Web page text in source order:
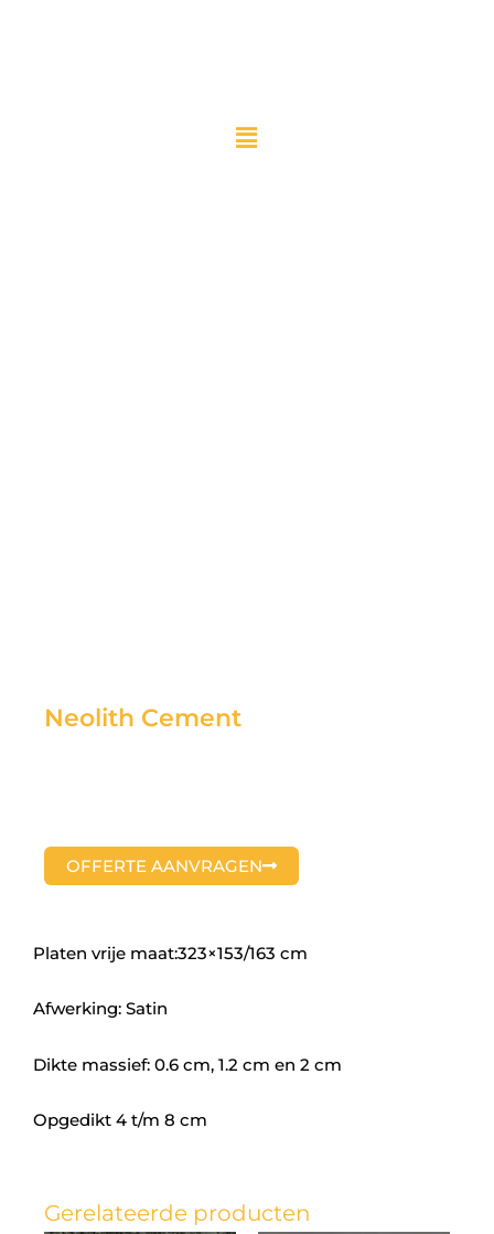
Neolith Cement
OFFERTE AANVRAGEN
Platen vrije maat:323×153/163 cm
Afwerking: Satin
Dikte massief: 0.6 cm, 1.2 cm en 2 cm
Opgedikt 4 t/m 8 cm
Gerelateerde producten